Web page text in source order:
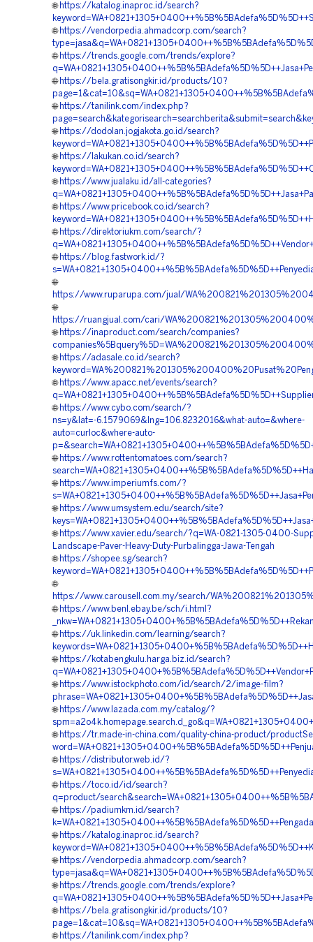
🌐 https://katalog.inaproc.id/search?
🌐 https://vendorpedia.ahmadcorp.com/search?
🌐 https://trends.google.com/trends/explore?
🌐 https://bela.gratisongkir.id/products/10?
🌐 https://tanilink.com/index.php?
🌐 https://dodolan.jogjakota.go.id/search?
🌐 https://lakukan.co.id/search?
🌐 https://www.jualaku.id/all-categories?
🌐 https://www.pricebook.co.id/search?
🌐 https://direktoriukm.com/search/?
🌐 https://blog.fastwork.id/?
🌐
https://www.ruparupa.com/jual/
🌐
https://ruangjual.com/cari/
🌐 https://inaproduct.com/search/companies?
🌐 https://adasale.co.id/search?
🌐 https://www.apacc.net/events/search?
🌐 https://www.cybo.com/search/?
ns=y&lat=-6.1579069&lng=106.8232016&what-auto=&where-
auto=curloc&where-auto-
🌐 https://www.rottentomatoes.com/search?
🌐 https://www.imperiumfs.com/?
🌐 https://www.umsystem.edu/search/site?
🌐 https://www.xavier.edu/search/?q=WA-0821-1305-0400-
Landscape-Paver-Heavy-Duty-Purbalingga-Jawa-Tengah
🌐 https://shopee.sg/search?
🌐
https://www.carousell.com.my/search/
🌐 https://www.benl.ebay.be/sch/i.html?
🌐 https://uk.linkedin.com/learning/search?
🌐 https://kotabengkulu.harga.biz.id/search?
🌐 https://www.istockphoto.com/id/search/2/image-film?
🌐 https://www.lazada.com.my/catalog/?
🌐 https://tr.made-in-china.com/quality-china-product/
🌐 https://distributor.web.id/?
🌐 https://toco.id/id/search?
q=product/
🌐 https://padiumkm.id/search?
🌐 https://katalog.inaproc.id/search?
🌐 https://vendorpedia.ahmadcorp.com/search?
🌐 https://trends.google.com/trends/explore?
🌐 https://bela.gratisongkir.id/products/10?
🌐 https://tanilink.com/index.php?